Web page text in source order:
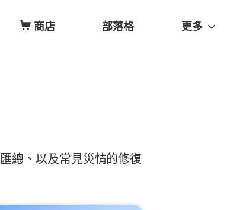
商店 部落格 更多
總、以及常見災情的修復